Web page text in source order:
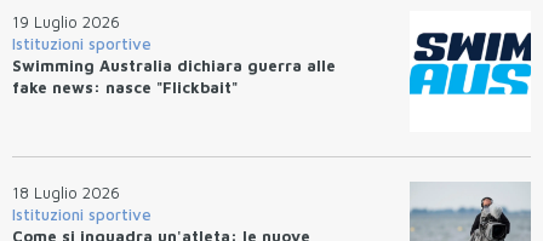
19 Luglio 2026
Istituzioni sportive
Swimming Australia dichiara guerra alle
fake news: nasce "Flickbait"
18 Luglio 2026
Istituzioni sportive
Come si inquadra un'atleta: le nuove